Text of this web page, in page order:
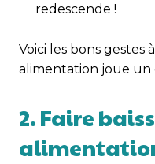
redescende !
Voici les bons
alimentation joue un
2. Faire